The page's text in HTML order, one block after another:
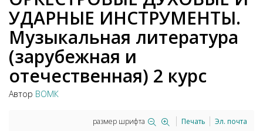
УДАРНЫЕ ИНСТРУМЕНТЫ.
Музыкальная литература
(зарубежная и
отечественная) 2 курс
Автор ВОМК
размер шрифта Печать Эл. почта